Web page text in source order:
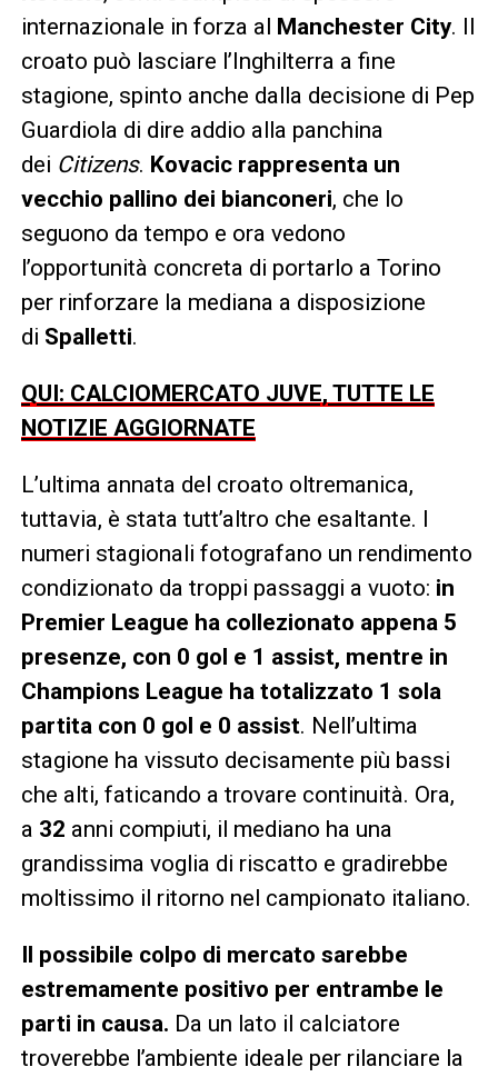
internazionale in forza al Manchester City. Il
croato può lasciare l’Inghilterra a fine
stagione, spinto anche dalla decisione di Pep
Guardiola di dire addio alla panchina
dei Citizens. Kovacic rappresenta un
vecchio pallino dei bianconeri, che lo
seguono da tempo e ora vedono
l’opportunità concreta di portarlo a Torino
per rinforzare la mediana a disposizione
di Spalletti.
QUI: CALCIOMERCATO JUVE, TUTTE LE
NOTIZIE AGGIORNATE
L’ultima annata del croato oltremanica,
tuttavia, è stata tutt’altro che esaltante. I
numeri stagionali fotografano un rendimento
condizionato da troppi passaggi a vuoto: in
Premier League ha collezionato appena 5
presenze, con 0 gol e 1 assist, mentre in
Champions League ha totalizzato 1 sola
partita con 0 gol e 0 assist. Nell’ultima
stagione ha vissuto decisamente più bassi
che alti, faticando a trovare continuità. Ora,
a 32 anni compiuti, il mediano ha una
grandissima voglia di riscatto e gradirebbe
moltissimo il ritorno nel campionato italiano.
Il possibile colpo di mercato sarebbe
estremamente positivo per entrambe le
parti in causa. Da un lato il calciatore
troverebbe l’ambiente ideale per rilanciare la